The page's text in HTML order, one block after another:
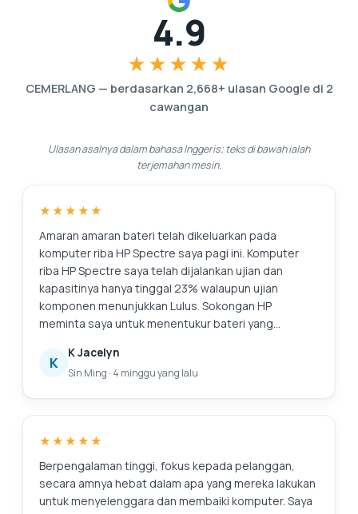
4.9
★★★★★
CEMERLANG — berdasarkan 2,668+ ulasan Google di 2
cawangan
Ulasan asalnya dalam bahasa Inggeris; teks di bawah ialah
terjemahan mesin.
★★★★★
Amaran amaran bateri telah dikeluarkan pada
komputer riba HP Spectre saya pagi ini. Komputer
riba HP Spectre saya telah dijalankan ujian dan
kapasitinya hanya tinggal 23% walaupun ujian
komponen menunjukkan Lulus. Sokongan HP
meminta saya untuk menentukur bateri yang
membosankan, dan ia tidak menyelesaikan isu bateri
asal iaitu kapasiti yang merosot. Sokongan HP juga
lebih cepat untuk isu ini, iaitu hanya menggantikan
bateri. Saya mencari di Internet dan menemui Pusat
Servis Esmond dengan ulasan yang baik. Respons
pantas dan nasihat yang membantu. Mereka
K
K Jacelyn
Sin Ming · 4 minggu yang lalu
★★★★★
Berpengalaman tinggi, fokus kepada pelanggan,
secara amnya hebat dalam apa yang mereka lakukan
untuk menyelenggara dan membaiki komputer. Saya